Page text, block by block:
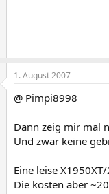
1. August 2007
@ Pimpi8998
Dann zeig mir mal
Und zwar keine
Eine leise
Die kosten aber